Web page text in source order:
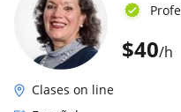
$40/h
Clases on line